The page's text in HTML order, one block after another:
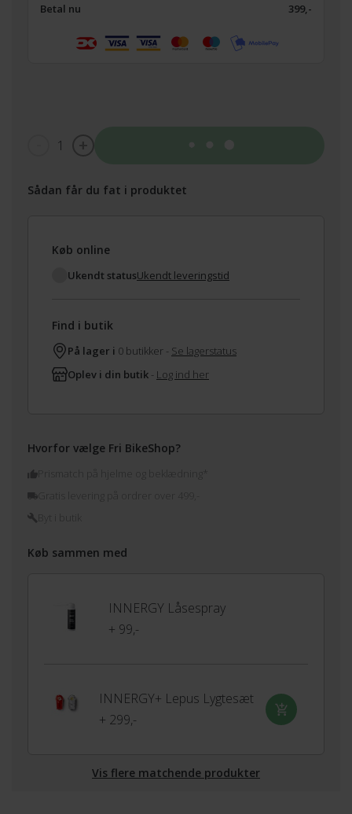
Betal nu 399,-
1
Sådan får du fat i produktet
Køb online
Ukendt statusUkendt leveringstid
Find i butik
På lager i 0 butikker - Se lagerstatus
Oplev i din butik - Log ind her
Hvorfor vælge Fri BikeShop?
Prismatch på hjelme og beklædning*
Køb sammen med
INNERGY Låsespray
+ 99,-
INNERGY+ Lepus Lygtesæt
+ 299,-
Vis flere matchende produkter